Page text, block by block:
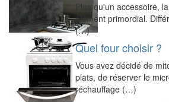
Plus qu'un accessoire,
élément primordial.
(…)
Quel four choisir ?
Vous avez décidé de
plats, de réserver le
réchauffage (…)